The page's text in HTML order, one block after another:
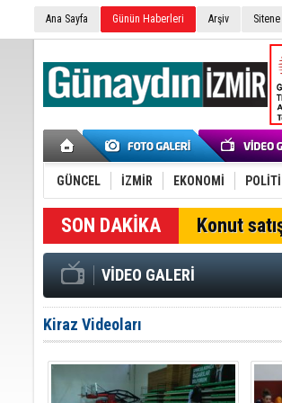
Ana Sayfa Günün Haberleri Arşiv
GÜNCEL İZMİR EKONOMİ
SON DAKİKA Konut
VİDEO GALERİ
Kiraz Videoları